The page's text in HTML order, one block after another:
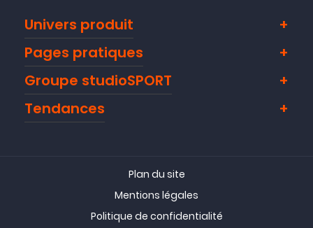
Univers produit
Pages pratiques
Groupe studioSPORT
Tendances
Plan du site
Mentions légales
Politique de confidentialité